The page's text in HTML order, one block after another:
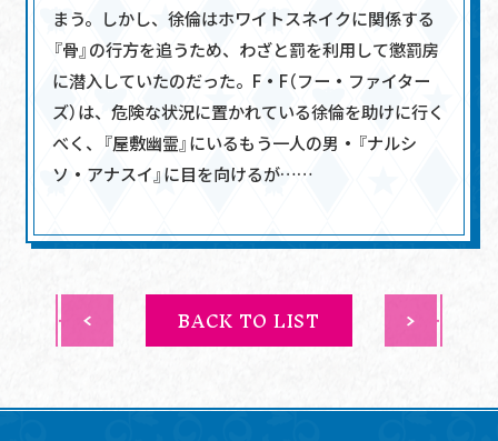
まう。しかし、徐倫はホワイトスネイクに関係する
『骨』の行方を追うため、わざと罰を利用して懲罰房
に潜入していたのだった。F・F（フー・ファイター
ズ）は、危険な状況に置かれている徐倫を助けに行く
べく、『屋敷幽霊』にいるもう一人の男・『ナルシ
ソ・アナスイ』に目を向けるが……
BACK TO LIST